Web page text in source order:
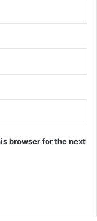
browser for the next